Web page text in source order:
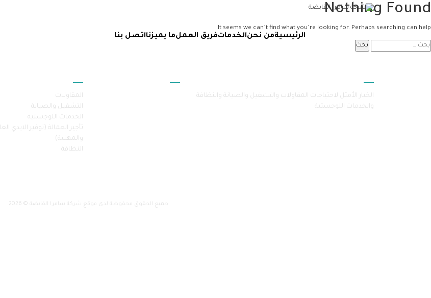
الرئيسيةمن نحنالخدماتفريق العملما يميزنااتصل بنا
Nothing Found
It seems we can’t find what you’re looking for. Perhaps searching can help.
الخيار الأمثل لاحتياجات المقاولات والتشغيل والصيانة والنظافة
والخدمات اللوجستية
المقاولات
التشغيل والصيانة
الخدمات اللوجستية
تأجير العمالة (توفير الايدي
والمهنية)
النظافة
جميع الحقوق محفوظة لدى موقع شركة سامرا القابضة © 2026